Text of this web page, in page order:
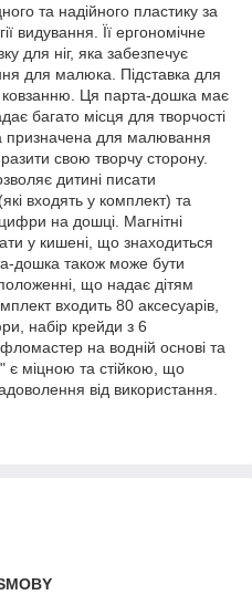
та надійного пластику за
видування. Її ергономічне
для ніг, яка забезпечує
для малюка. Підставка для
ковзанню. Ця парта-дошка має
багато місця для творчості
призначена для малювання
свою творчу сторону.
дитині писати
входять у комплект) та
на дошці. Магнітні
у кишені, що знаходиться
дошка також може бути
що надає дітям
входить 80 аксесуарів,
набір крейди з 6
на водній основі та
є міцною та стійкою, що
від використання.